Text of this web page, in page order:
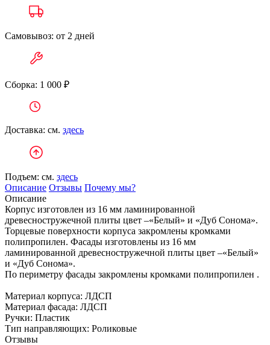
Самовывоз: от 2 дней
Сборка: 1 000 ₽
Доставка: см. здесь
Подъем: см. здесь
Описание Отзывы Почему мы?
Описание
Корпус изготовлен из 16 мм ламинированной
древесностружечной плиты цвет –«Белый» и «Дуб Сонома».
Торцевые поверхности корпуса закромлены кромками
полипропилен. Фасады изготовлены из 16 мм
ламинированной древесностружечной плиты цвет –«Белый»
и «Дуб Сонома».
По периметру фасады закромлены кромками полипропилен .
Материал корпуса: ЛДСП
Материал фасада: ЛДСП
Ручки: Пластик
Тип направляющих: Роликовые
Отзывы